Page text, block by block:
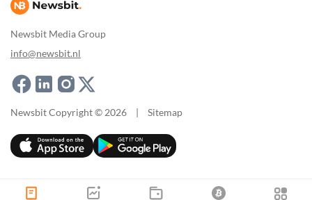
Newsbit Media Group
info@newsbit.nl
Newsbit Copyright © 2026 | Sitemap